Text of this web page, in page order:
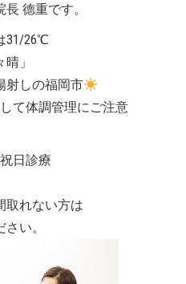
長 德重です。
31/26℃
」
射しの福岡市
て体調管理にご注意
日診療
取れない方は
い。